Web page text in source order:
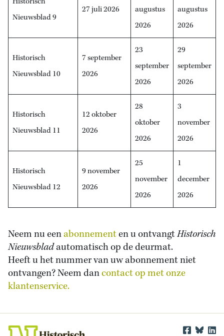
Nieuwsblad 9
27 juli 2026
augustus
2026
augustus
2026
Historisch
Nieuwsblad 10
7 september
2026
23
september
2026
29
september
2026
Historisch
Nieuwsblad 11
12 oktober
2026
28
oktober
2026
3
november
2026
Historisch
Nieuwsblad 12
9 november
2026
25
november
2026
1
december
2026
Neem nu eenabonnementen u ontvangtHistorisch
Nieuwsbladautomatisch op de deurmat.
Heeft u het nummer van uw abonnement niet
ontvangen? Neem dancontact op met onze
klantenservice.